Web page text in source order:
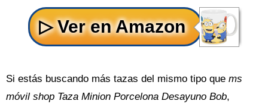
Si estás buscando más tazas del mismo tipo que ms
móvil shop Taza Minion Porcelona Desayuno Bob,